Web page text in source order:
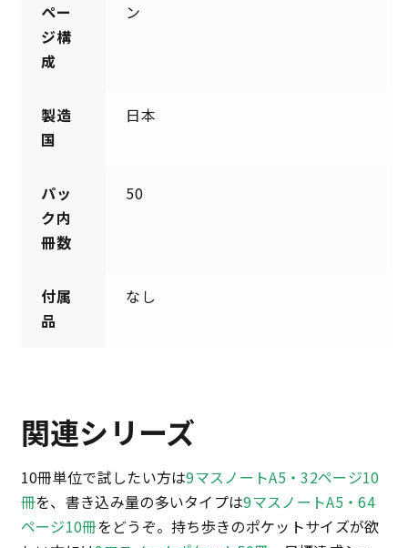
ペー
ジ構
成
ン
製造
国
日本
パッ
ク内
冊数
50
付属
品
なし
関連シリーズ
10冊単位で試したい方は9マスノートA5・32ページ10
冊を、書き込み量の多いタイプは9マスノートA5・64
ページ10冊をどうぞ。持ち歩きのポケットサイズが欲